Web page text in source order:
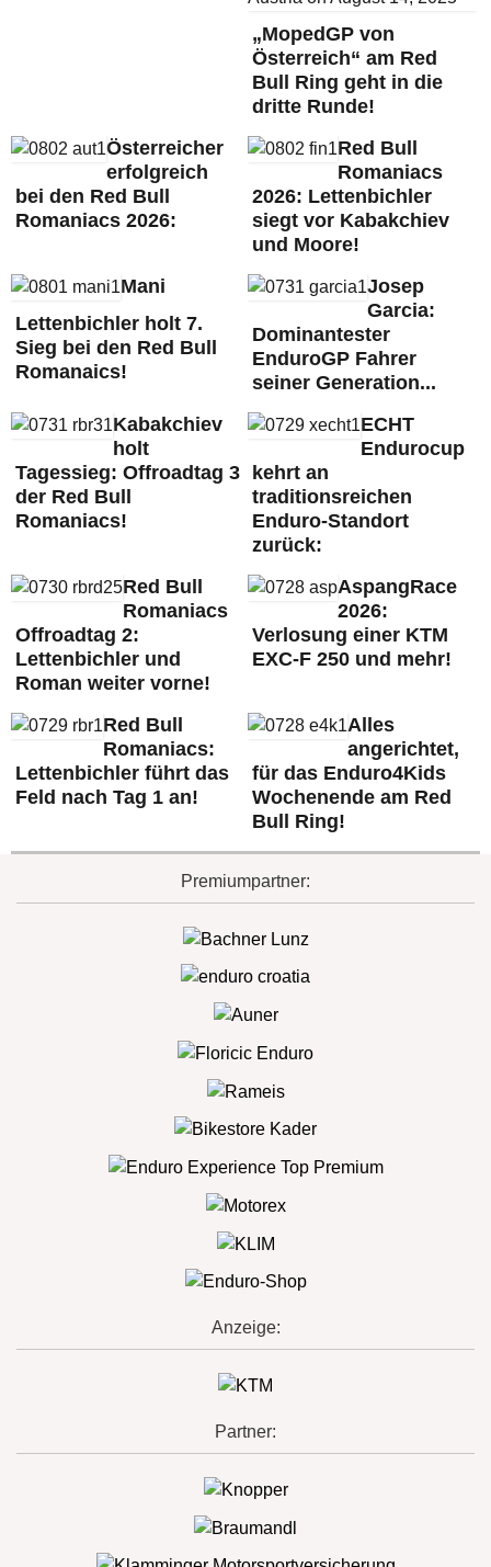
„MopedGP von
Österreich“ am Red
Bull Ring geht in die
dritte Runde!
Österreicher
erfolgreich
bei den Red Bull
Romaniacs 2026:
Red Bull
Romaniacs
2026: Lettenbichler
siegt vor Kabakchiev
und Moore!
Mani
Lettenbichler holt 7.
Sieg bei den Red Bull
Romanaics!
Josep
Garcia:
Dominantester
EnduroGP Fahrer
seiner Generation...
Kabakchiev
holt
Tagessieg: Offroadtag 3
der Red Bull
Romaniacs!
ECHT
Endurocup
kehrt an
traditionsreichen
Enduro-Standort
zurück:
Red Bull
Romaniacs
Offroadtag 2:
Lettenbichler und
Roman weiter vorne!
AspangRace
2026:
Verlosung einer KTM
EXC-F 250 und mehr!
Red Bull
Romaniacs:
Lettenbichler führt das
Feld nach Tag 1 an!
Alles
angerichtet,
für das Enduro4Kids
Wochenende am Red
Bull Ring!
Premiumpartner:
Anzeige:
Partner: